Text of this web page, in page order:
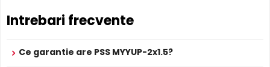
Intrebari frecvente
Ce garantie are PSS MYYUP-2x1.5?